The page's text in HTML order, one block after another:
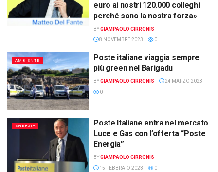
euro ai nostri 120.000 colleghi
perché sono la nostra forza»
BYGIAMPAOLO CIRRONIS
8 NOVEMBRE 2023
0
AMBIENTE
Poste italiane viaggia sempre
più green nel Barigadu
BYGIAMPAOLO CIRRONIS
24 MARZO 2023
0
ENERGIA
Poste Italiane entra nel mercato
Luce e Gas con l’offerta “Poste
Energia”
BYGIAMPAOLO CIRRONIS
15 FEBBRAIO 2023
0